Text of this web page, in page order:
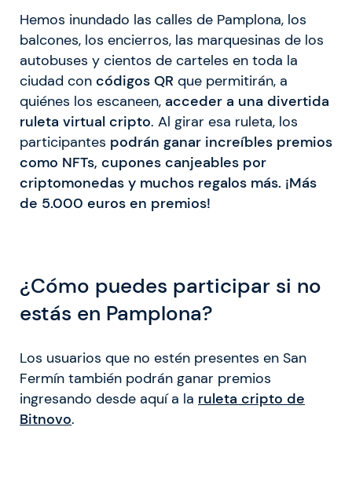
Hemos inundado las calles de Pamplona, los
balcones, los encierros, las marquesinas de los
autobuses y cientos de carteles en toda la
ciudad con códigos QR que permitirán, a
quiénes los escaneen, acceder a una divertida
ruleta virtual cripto. Al girar esa ruleta, los
participantes podrán ganar increíbles premios
como NFTs, cupones canjeables por
criptomonedas y muchos regalos más. ¡Más
de 5.000 euros en premios!
¿Cómo puedes participar si no
estás en Pamplona?
Los usuarios que no estén presentes en San
Fermín también podrán ganar premios
ingresando desde aquí a la ruleta cripto de
Bitnovo.